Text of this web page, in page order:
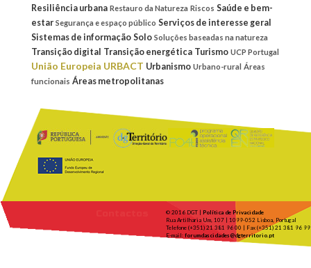
Resiliência urbana Restauro da Natureza Riscos Saúde e bem-
estar Segurança e espaço público Serviços de interesse geral
Sistemas de informação Solo Soluções baseadas na natureza
Transição digital Transição energética Turismo UCP Portugal
União Europeia URBACT Urbanismo Urbano-rural Áreas
funcionais Áreas metropolitanas
© 2016 DGT | Política de Privacidade
Rua Artilharia Um, 107 | 1099-052 Lisboa, Portugal
Telefone (+351) 21 381 96 00 | Fax (+351) 21 381 96 99
E-mail: forumdascidades@dgterritorio.pt